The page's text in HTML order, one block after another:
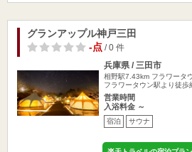
グランアップル神戸三田
-点/ 0 件
兵庫県 / 三田市
相野駅7.43km フラワータ
フラワータウン駅より徒歩
営業時間
入浴料金 ～
宿泊 サウナ